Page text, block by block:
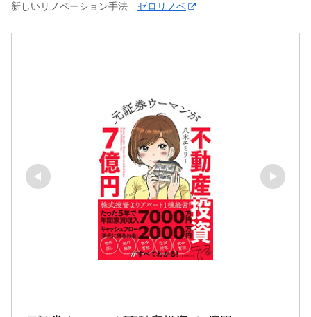
新しいリノベーション手法 ゼロリノベ